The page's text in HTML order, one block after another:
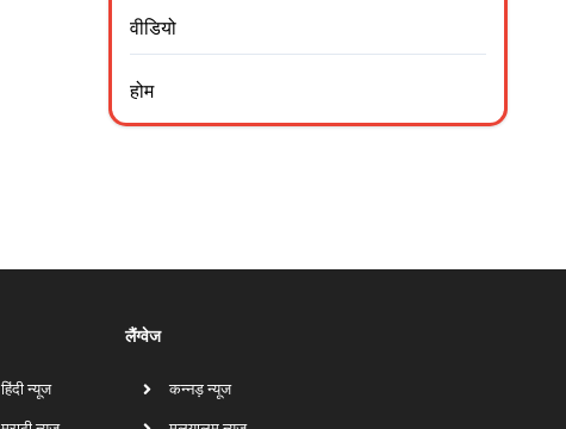
वीडियो
होम
लैंग्वेज
हिंदी न्यूज कन्नड़ न्यूज